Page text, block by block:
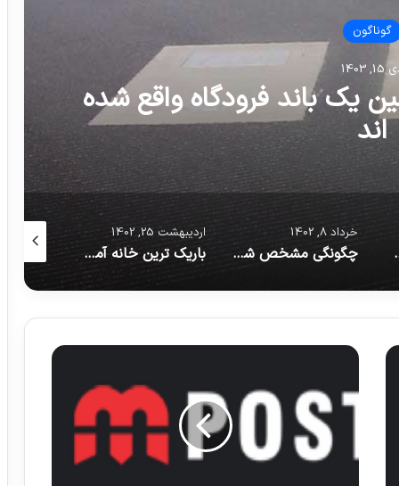
گوناگون
10, 1402
های تهران که هنوز پابرجا
چگونگی مشخص شدن مرزهای هوایی و مشکلات کنترل آنها
اردیبهشت 25, 1402
باریک ترین خانه آمریکا که ماجرایی پشت ساخت آن وجود دارد
اردیبهشت 20, 1402
نوجوانی که برای تخلیه عصبانیت خود یک غار زیرزمینی ساخت
اسفند 7, 1403
ا
ل
ی
ا